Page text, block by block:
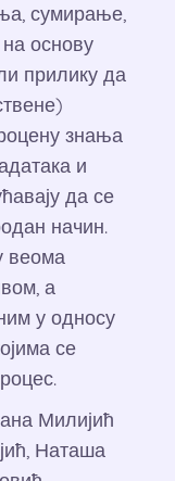
сумирање,
основу
прилику да
знања
и
да се
начин.
веома
а
у односу
се
Милијић
Наташа